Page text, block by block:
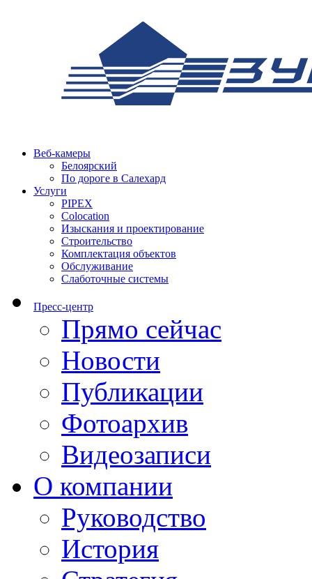
Веб-камеры
Белоярский
По дороге в Салехард
Услуги
PIPEX
Colocation
Изыскания и проектирование
Строительство
Комплектация объектов
Обслуживание
Слаботочные системы
Пресс-центр
Прямо сейчас
Новости
Публикации
Фотоархив
Видеозаписи
О компании
Руководство
История